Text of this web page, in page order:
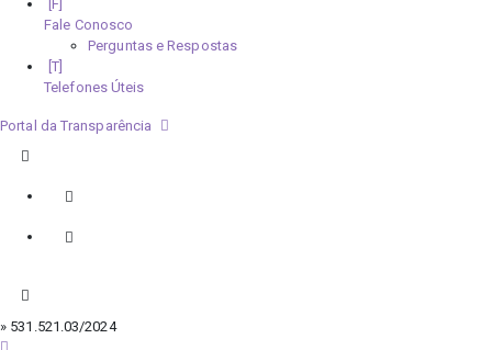
Fale Conosco
Perguntas e Respostas
Telefones Úteis
Portal da Transparência
» 531.521.03/2024